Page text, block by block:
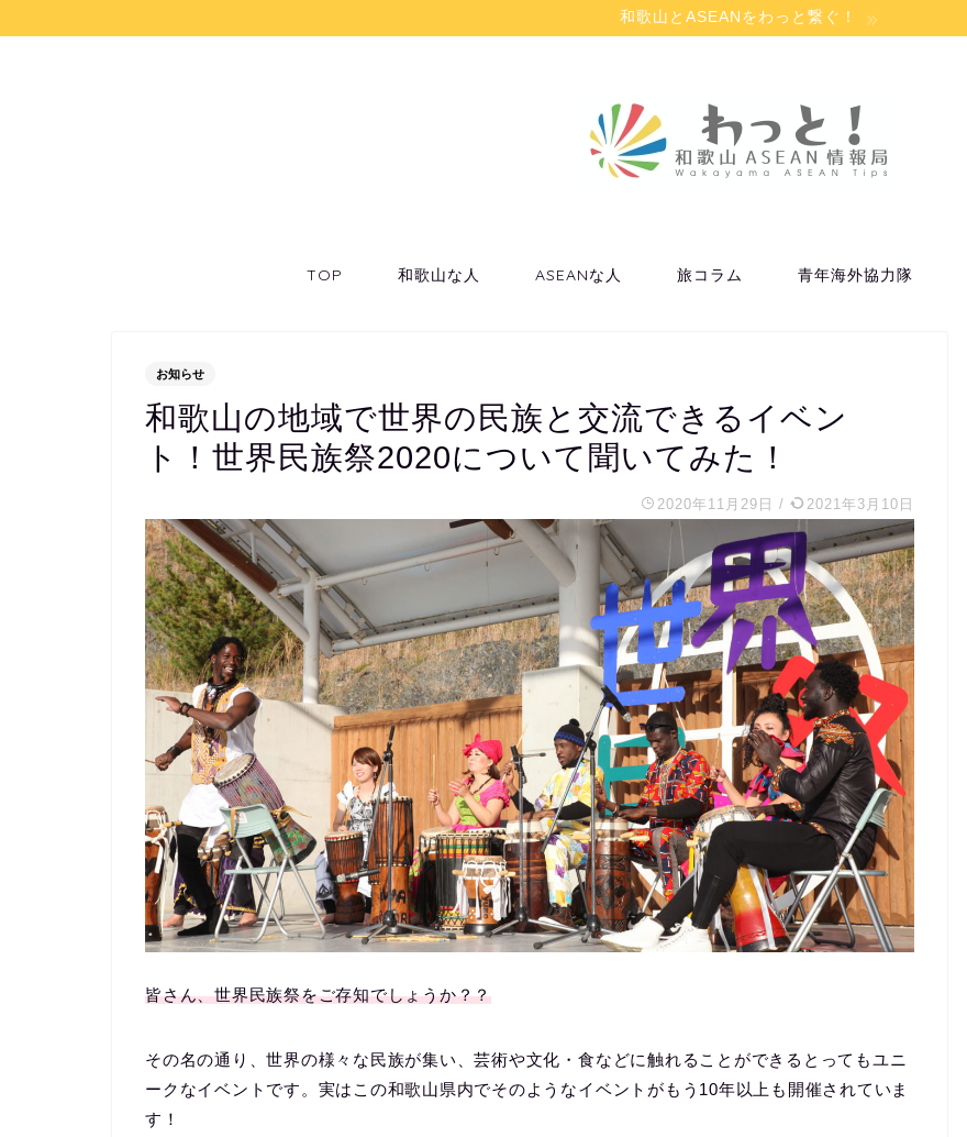
和歌山とASEANをわっと繋ぐ！
TOP 和歌山な人 ASEANな人 旅コラム 青年海外協力隊
お知らせ
和歌山の地域で世界の民族と交流できるイベン
ト！世界民族祭2020について聞いてみた！
2020年11月29日 / 2021年3月10日
皆さん、世界民族祭をご存知でしょうか？？
その名の通り、世界の様々な民族が集い、芸術や文化・食などに触れることができるとってもユニ
ークなイベントです。実はこの和歌山県内でそのようなイベントがもう10年以上も開催されていま
す！